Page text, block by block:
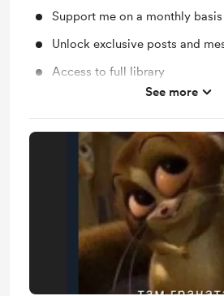
Support me on a monthly basis
Unlock exclusive posts and
Access to full library
Behind the scenesSee more